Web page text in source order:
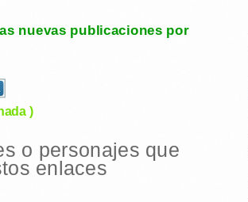
nuevas publicaciones por
)
o personajes que
enlaces